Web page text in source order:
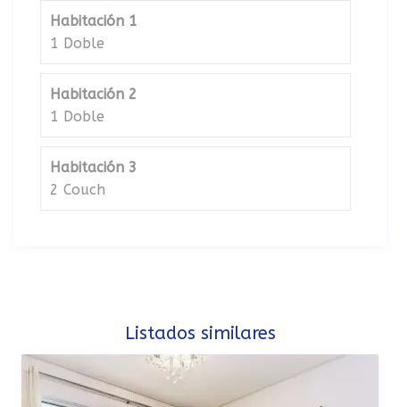
Habitación 1
1 Doble
Habitación 2
1 Doble
Habitación 3
2 Couch
Listados similares